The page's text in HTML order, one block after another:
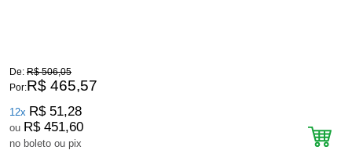
De: R$ 506,05
Por:R$ 465,57
12x R$ 51,28
ou R$ 451,60
no boleto ou pix